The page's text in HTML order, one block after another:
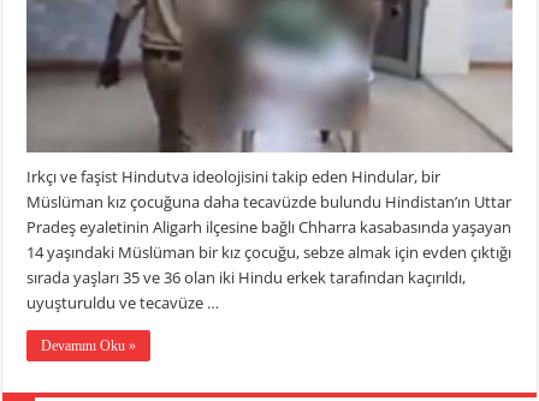
Irkçı ve faşist Hindutva ideolojisini takip eden Hindular, bir
Müslüman kız çocuğuna daha tecavüzde bulundu Hindistan’ın Uttar
Pradeş eyaletinin Aligarh ilçesine bağlı Chharra kasabasında yaşayan
14 yaşındaki Müslüman bir kız çocuğu, sebze almak için evden çıktığı
sırada yaşları 35 ve 36 olan iki Hindu erkek tarafından kaçırıldı,
uyuşturuldu ve tecavüze …
Devamını Oku »